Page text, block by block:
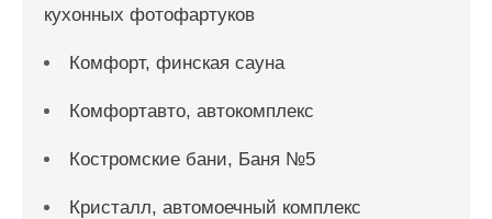
кухонных фотофартуков
Комфорт, финская сауна
Комфортавто, автокомплекс
Костромские бани, Баня №5
Кристалл, автомоечный комплекс